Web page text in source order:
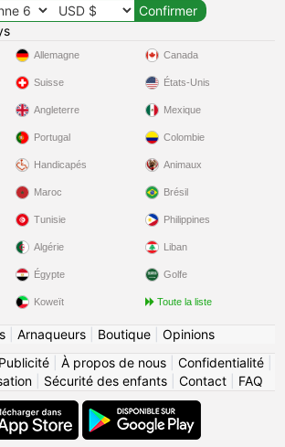
Allemagne
Suisse
Angleterre
Portugal
Handicapés
Canada
États-Unis
Mexique
Colombie
Animaux
Maroc
Tunisie
Algérie
Égypte
Koweït
Brésil
Philippines
Liban
Golfe
Toute la liste
| Arnaqueurs| Boutique| Opinions
Publicité À propos de nous Confidentialité
| Sécurité des enfants| Contact| FAQ